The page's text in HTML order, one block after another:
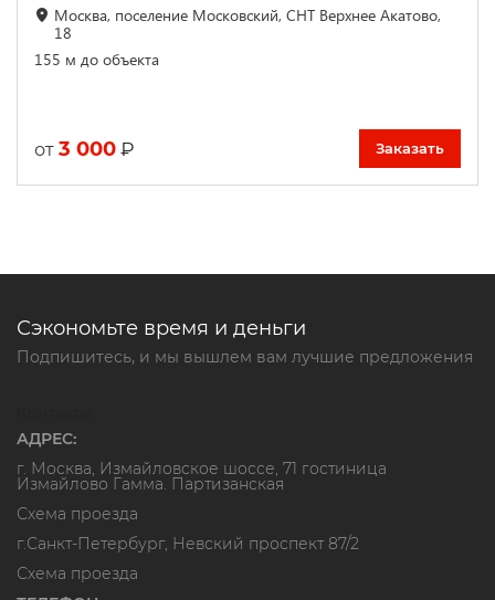
Москва, поселение Московский, СНТ Верхнее Акатово,
18
155 м до объекта
от 3 000 ₽ Заказать
Сэкономьте время и деньги
Подпишитесь, и мы вышлем вам лучшие предложения
АДРЕС:
г. Москва, Измайловское шоссе, 71 гостиница
Измайлово Гамма. Партизанская
Схема проезда
г.Санкт-Петербург, Невский проспект 87/2
Схема проезда